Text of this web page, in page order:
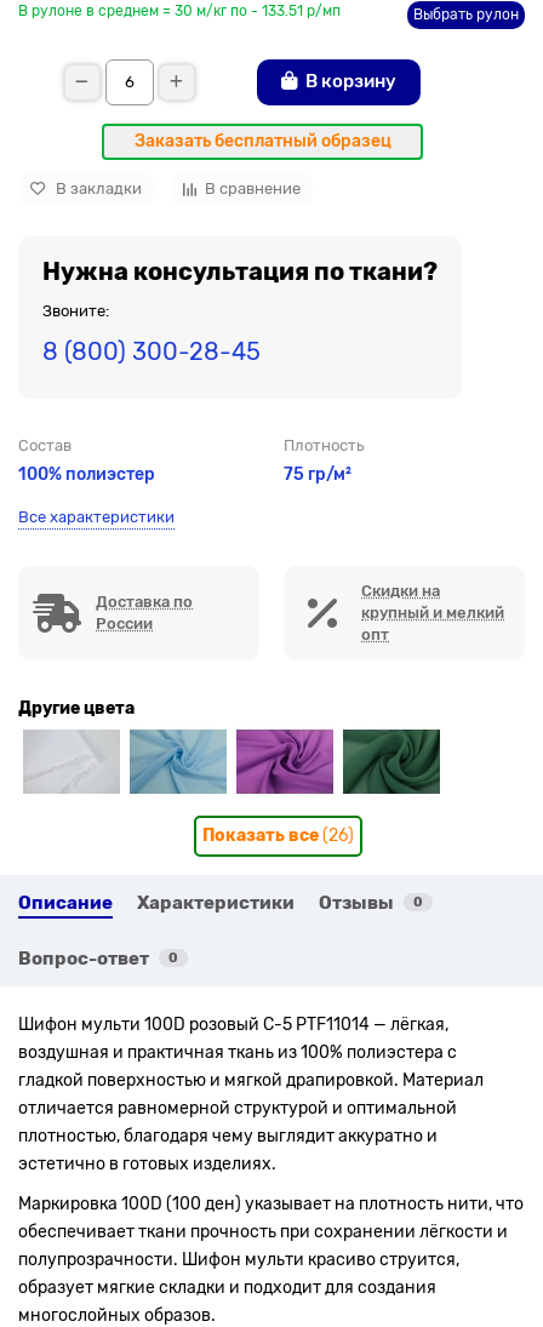
В рулоне в среднем = 30 м/кг по - 133.51 р/мп
Выбрать рулон
В корзину
Заказать бесплатный образец
В закладки В сравнение
Нужна консультация по ткани?
Звоните:
8 (800) 300-28-45
Состав
100% полиэстер
Плотность
75 гр/м²
Все характеристики
Доставка по
России
Скидки на
крупный и мелкий
опт
Другие цвета
Показать все(26)
Описание Характеристики Отзывы 0
Вопрос-ответ 0
Шифон мульти 100D розовый C-5 PTF11014 — лёгкая,
воздушная и практичная ткань из 100% полиэстера с
гладкой поверхностью и мягкой драпировкой. Материал
отличается равномерной структурой и оптимальной
плотностью, благодаря чему выглядит аккуратно и
эстетично в готовых изделиях.
Маркировка 100D (100 ден) указывает на плотность нити, что
обеспечивает ткани прочность при сохранении лёгкости и
полупрозрачности. Шифон мульти красиво струится,
образует мягкие складки и подходит для создания
многослойных образов.